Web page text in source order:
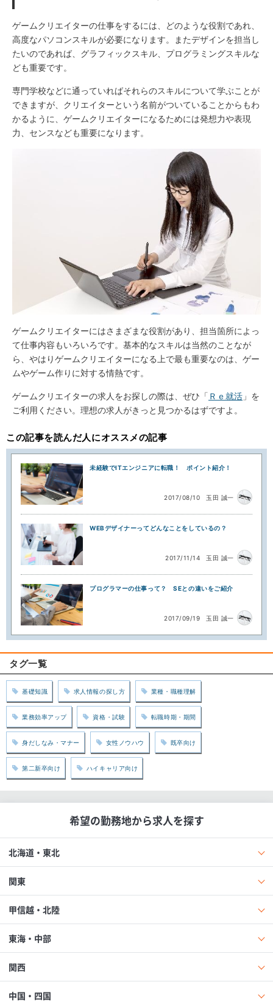
ゲームクリエイターの仕事をするには、どのような役割であれ、
高度なパソコンスキルが必要になります。またデザインを担当し
たいのであれば、グラフィックスキル、プログラミングスキルな
ども重要です。
専門学校などに通っていればそれらのスキルについて学ぶことが
できますが、クリエイターという名前がついていることからもわ
かるように、ゲームクリエイターになるためには発想力や表現
力、センスなども重要になります。
ゲームクリエイターにはさまざまな役割があり、担当箇所によっ
て仕事内容もいろいろです。基本的なスキルは当然のことなが
ら、やはりゲームクリエイターになる上で最も重要なのは、ゲー
ムやゲーム作りに対する情熱です。
ゲームクリエイターの求人をお探しの際は、ぜひ「 Ｒｅ就活 」を
ご利用ください。理想の求人がきっと見つかるはずですよ。
この記事を読んだ人にオススメの記事
未経験でITエンジニアに転職！ ポイント紹介！
2017/08/10 玉田 誠一
WEBデザイナーってどんなことをしているの？
2017/11/14 玉田 誠一
プログラマーの仕事って？ SEとの違いをご紹介
2017/09/19 玉田 誠一
タグ一覧
基礎知識 求人情報の探し方 業種・職種理解
業務効率アップ 資格・試験 転職時期・期間
身だしなみ・マナー 女性ノウハウ 既卒向け
第二新卒向け ハイキャリア向け
希望の勤務地から求人を探す
北海道・東北
関東
甲信越・北陸
東海・中部
関西
中国・四国